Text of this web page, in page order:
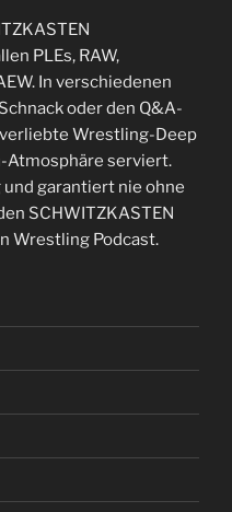
PLEs, RAW,
In verschiedenen
oder den Q&A-
Wrestling-Deep
Atmosphäre serviert.
garantiert nie ohne
SCHWITZKASTEN
Wrestling Podcast.